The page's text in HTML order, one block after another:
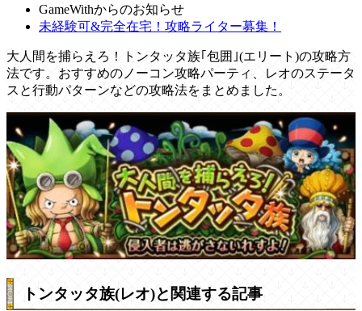
GameWithからのお知らせ
未経験可&完全在宅！攻略ライター募集！
大人間を捕らえろ！トンタッタ族｢包囲｣(エリート)の攻略方
法です。おすすめのノーコン攻略パーティ、レオのステータ
スと行動パターンなどの攻略法をまとめました。
トンタッタ族(レオ)と関連する記事